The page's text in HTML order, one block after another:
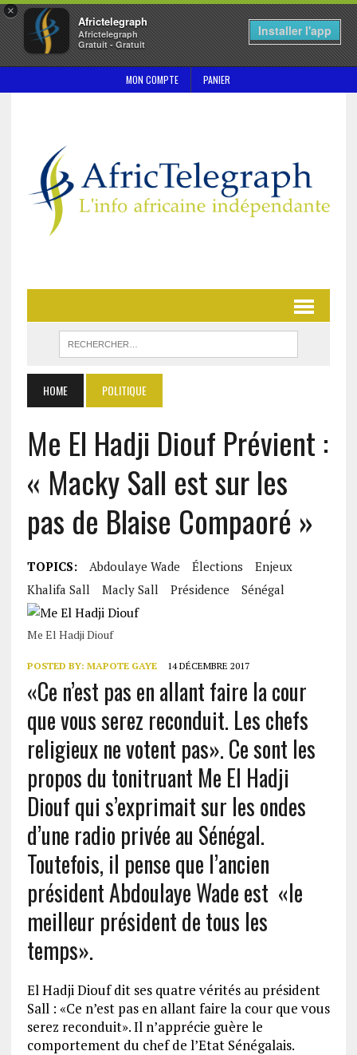
×
Africtelegraph
Africtelegraph
Gratuit - Gratuit
Installer l'app
MON COMPTE PANIER
HOME POLITIQUE
Me El Hadji Diouf Prévient :
« Macky Sall est sur les
pas de Blaise Compaoré »
TOPICS: Abdoulaye Wade Élections
Enjeux
Khalifa Sall
Macly Sall Présidence Sénégal
Me El Hadji Diouf
POSTED BY: MAPOTE GAYE 14 DÉCEMBRE 2017
«Ce n’est pas en allant faire la cour
que vous serez reconduit. Les chefs
religieux ne votent pas». Ce sont les
propos du tonitruant Me El Hadji
Diouf qui s’exprimait sur les ondes
d’une radio privée au Sénégal.
Toutefois, il pense que l’ancien
président Abdoulaye Wade est «le
meilleur président de tous les
temps».
El Hadji Diouf dit ses quatre vérités au président
Sall : «Ce n’est pas en allant faire la cour que vous
serez reconduit». Il n’apprécie guère le
comportement du chef de l’Etat Sénégalais.